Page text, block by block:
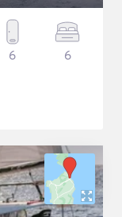
6 6